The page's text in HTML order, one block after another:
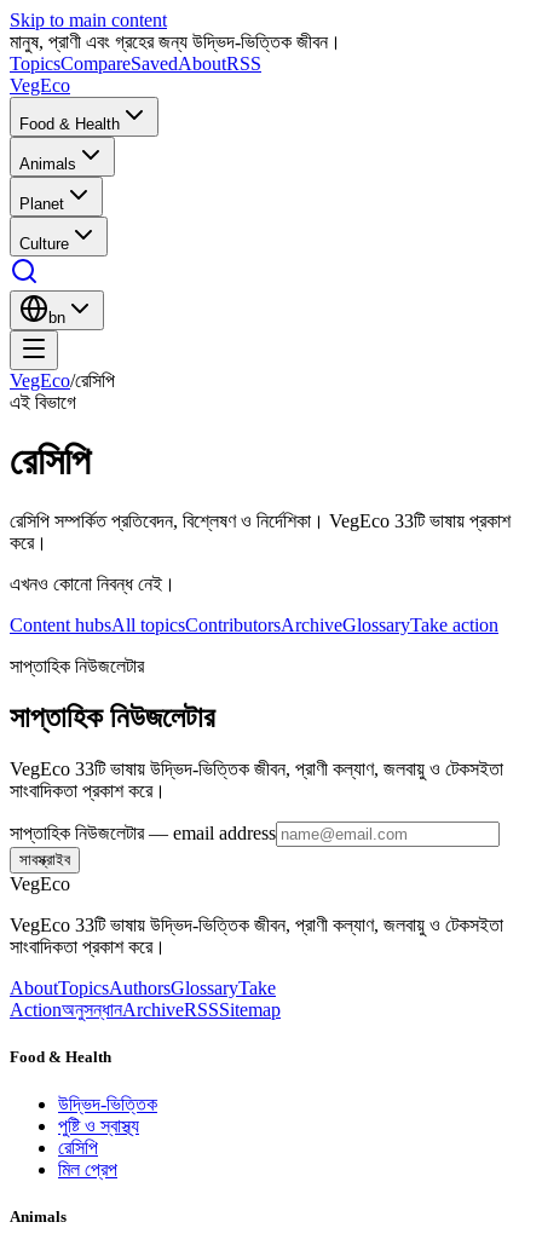
Skip to main content
মানুষ, প্রাণী এবং গ্রহের জন্য উদ্ভিদ-ভিত্তিক জীবন।
TopicsCompareSavedAboutRSS
VegEco
Food & Health
Animals
Planet
Culture
bn
VegEco/রেসিপি
এই বিভাগে
রেসিপি
রেসিপি সম্পর্কিত প্রতিবেদন, বিশ্লেষণ ও নির্দেশিকা। VegEco 33টি ভাষায় প্রকাশ
করে।
এখনও কোনো নিবন্ধ নেই।
Content hubsAll topicsContributorsArchiveGlossaryTake action
সাপ্তাহিক নিউজলেটার
সাপ্তাহিক নিউজলেটার
VegEco 33টি ভাষায় উদ্ভিদ-ভিত্তিক জীবন, প্রাণী কল্যাণ, জলবায়ু ও টেকসইতা
সাংবাদিকতা প্রকাশ করে।
সাপ্তাহিক নিউজলেটার— email address
সাবস্ক্রাইব
VegEco
VegEco 33টি ভাষায় উদ্ভিদ-ভিত্তিক জীবন, প্রাণী কল্যাণ, জলবায়ু ও টেকসইতা
সাংবাদিকতা প্রকাশ করে।
AboutTopicsAuthorsGlossaryTake
Actionঅনুসন্ধানArchiveRSSSitemap
Food & Health
উদ্ভিদ-ভিত্তিক
পুষ্টি ও স্বাস্থ্য
রেসিপি
মিল প্রেপ
Animals